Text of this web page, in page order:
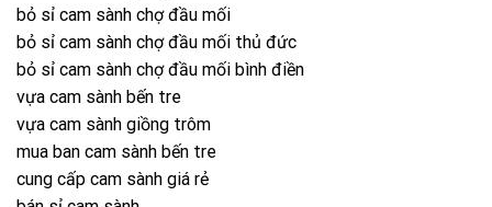
bỏ sỉ cam sành chợ đầu mối
bỏ sỉ cam sành chợ đầu mối thủ đức
bỏ sỉ cam sành chợ đầu mối bình điền
vựa cam sành bến tre
vựa cam sành giồng trôm
mua ban cam sành bến tre
cung cấp cam sành giá rẻ